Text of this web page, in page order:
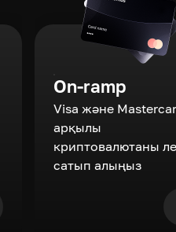
On-ramp
Visa және
арқылы
криптовалютаны
сатып алыңыз